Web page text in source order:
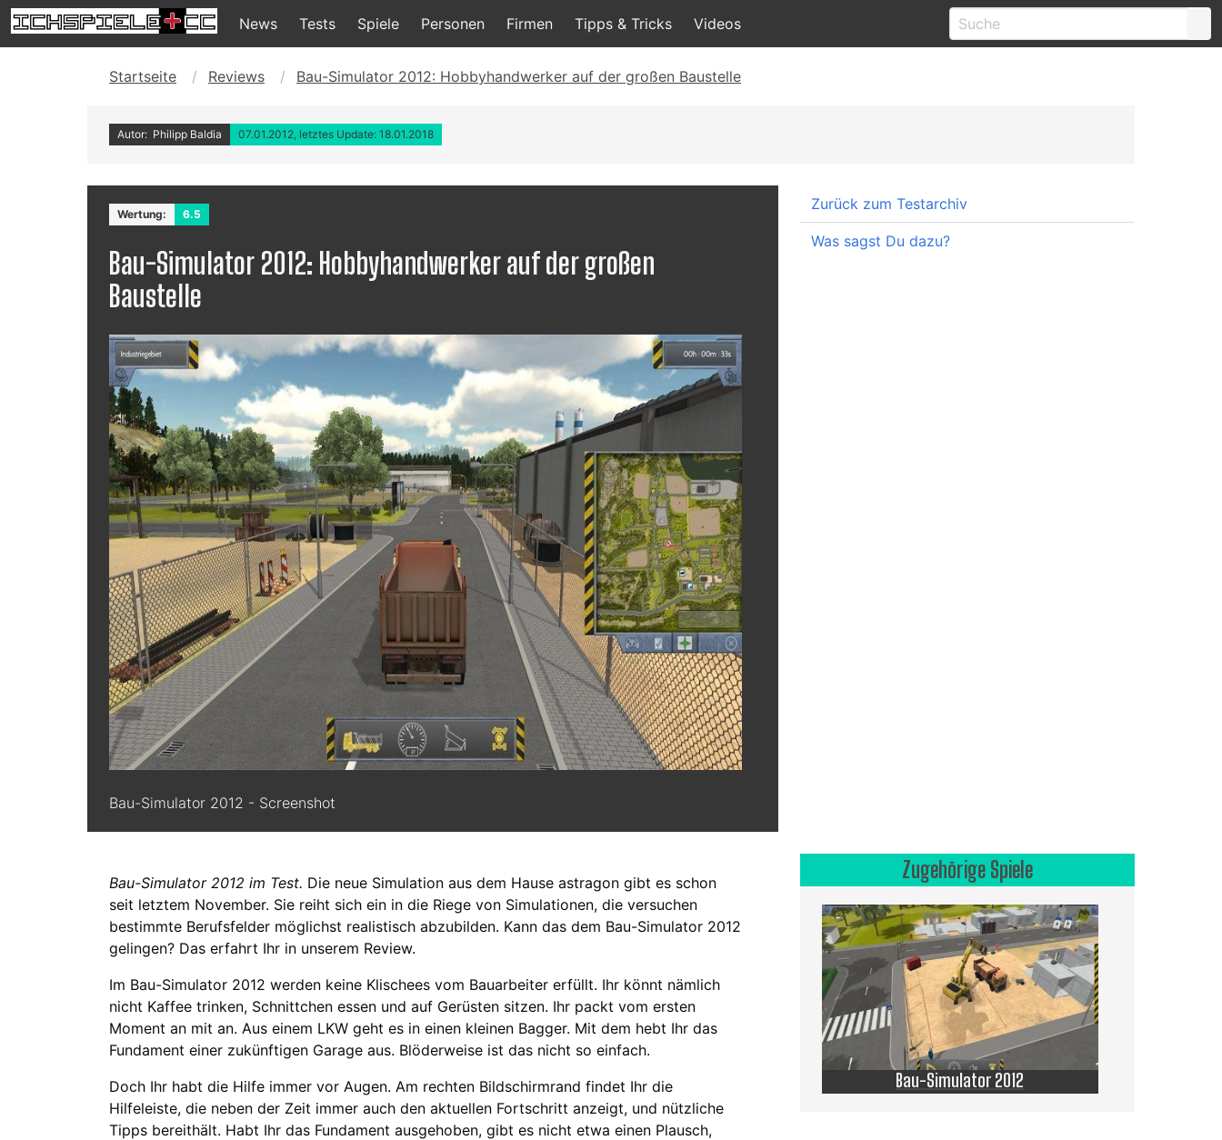
News Tests Spiele Personen Firmen Tipps & Tricks Videos
Startseite Reviews Bau-Simulator 2012: Hobbyhandwerker auf der großen Baustelle
Autor: Philipp Baldia 07.01.2012, letztes Update: 18.01.2018
Wertung: 6.5
Bau-Simulator 2012: Hobbyhandwerker auf der großen
Baustelle
Bau-Simulator 2012 - Screenshot
Bau-Simulator 2012 im Test. Die neue Simulation aus dem Hause astragon gibt es schon
seit letztem November. Sie reiht sich ein in die Riege von Simulationen, die versuchen
bestimmte Berufsfelder möglichst realistisch abzubilden. Kann das dem Bau-Simulator 2012
gelingen? Das erfahrt Ihr in unserem Review.
Im Bau-Simulator 2012 werden keine Klischees vom Bauarbeiter erfüllt. Ihr könnt nämlich
nicht Kaffee trinken, Schnittchen essen und auf Gerüsten sitzen. Ihr packt vom ersten
Moment an mit an. Aus einem LKW geht es in einen kleinen Bagger. Mit dem hebt Ihr das
Fundament einer zukünftigen Garage aus. Blöderweise ist das nicht so einfach.
Doch Ihr habt die Hilfe immer vor Augen. Am rechten Bildschirmrand findet Ihr die
Hilfeleiste, die neben der Zeit immer auch den aktuellen Fortschritt anzeigt, und nützliche
Tipps bereithält. Habt Ihr das Fundament ausgehoben, gibt es nicht etwa einen Plausch,
Zurück zum Testarchiv
Was sagst Du dazu?
Zugehörige Spiele
Bau-Simulator 2012